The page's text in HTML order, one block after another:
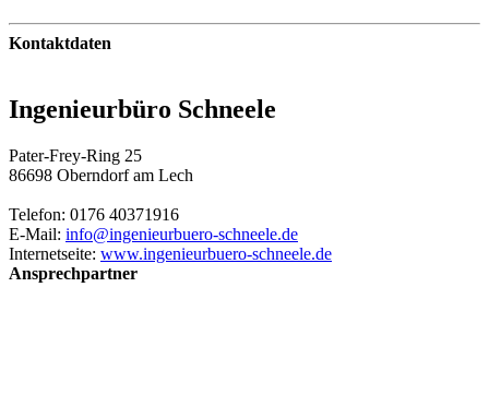
Kontaktdaten
Ingenieurbüro Schneele
Pater-Frey-Ring 25
86698 Oberndorf am Lech
Telefon: 0176 40371916
E-Mail: info@ingenieurbuero-schneele.de
Internetseite: www.ingenieurbuero-schneele.de
Ansprechpartner